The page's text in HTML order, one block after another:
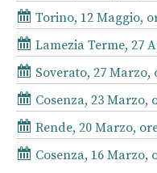
Torino, 12 Maggio,
Lamezia Terme, 27
Soverato, 27 Marzo,
Cosenza, 23 Marzo,
Rende, 20 Marzo,
Cosenza, 16 Marzo,